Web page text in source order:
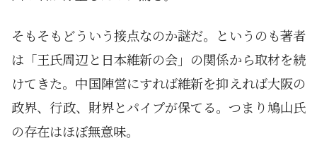
そもそもどういう接点なのか謎だ。というのも著者
は「王氏周辺と日本維新の会」の関係から取材を続
けてきた。中国陣営にすれば維新を抑えれば大阪の
政界、行政、財界とパイプが保てる。つまり鳩山氏
の存在はほぼ無意味。